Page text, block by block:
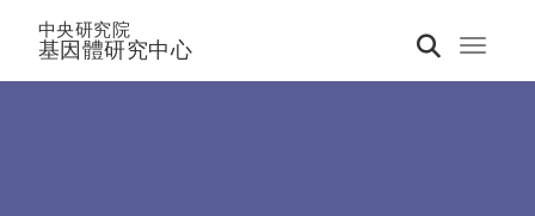
Toggle
中央研究院
基因體研究中心